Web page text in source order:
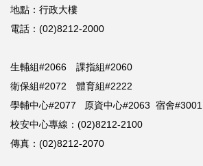
地點：行政大樓
電話：(02)8212-2000
生輔組#2066 課指組#2060
衛保組#2072 體育組#2222
學輔中心#2077 原資中心#2063 宿舍#3001
校安中心專線：(02)8212-2100
傳真：(02)8212-2070